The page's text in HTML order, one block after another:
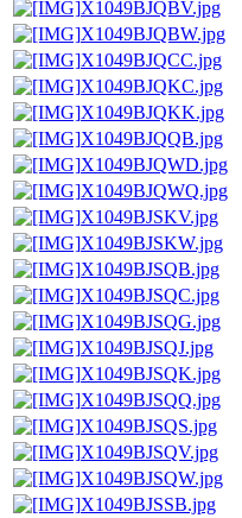
X1049BJQBV.jpg
X1049BJQBW.jpg
X1049BJQCC.jpg
X1049BJQKC.jpg
X1049BJQKK.jpg
X1049BJQQB.jpg
X1049BJQWD.jpg
X1049BJQWQ.jpg
X1049BJSKV.jpg
X1049BJSKW.jpg
X1049BJSQB.jpg
X1049BJSQC.jpg
X1049BJSQG.jpg
X1049BJSQJ.jpg
X1049BJSQK.jpg
X1049BJSQQ.jpg
X1049BJSQS.jpg
X1049BJSQV.jpg
X1049BJSQW.jpg
X1049BJSSB.jpg